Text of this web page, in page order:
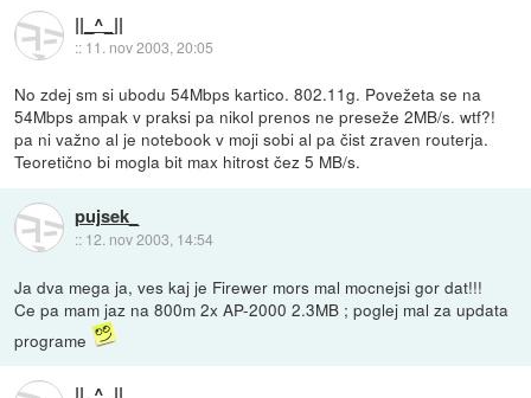
||_^_||
:: 11. nov 2003, 20:05
No zdej sm si ubodu 54Mbps kartico. 802.11g. Povežeta se na
54Mbps ampak v praksi pa nikol prenos ne preseže 2MB/s. wtf?!
pa ni važno al je notebook v moji sobi al pa čist zraven routerja.
Teoretično bi mogla bit max hitrost čez 5 MB/s.
pujsek_
:: 12. nov 2003, 14:54
Ja dva mega ja, ves kaj je Firewer mors mal mocnejsi gor dat!!!
Ce pa mam jaz na 800m 2x AP-2000 2.3MB ; poglej mal za updata
programe